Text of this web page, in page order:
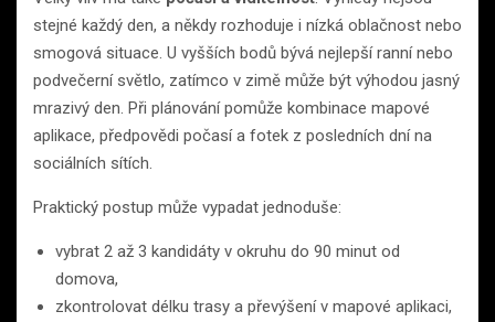
stejné každý den, a někdy rozhoduje i nízká oblačnost nebo
smogová situace. U vyšších bodů bývá nejlepší ranní nebo
podvečerní světlo, zatímco v zimě může být výhodou jasný
mrazivý den. Při plánování pomůže kombinace mapové
aplikace, předpovědi počasí a fotek z posledních dní na
sociálních sítích.
Praktický postup může vypadat jednoduše:
vybrat 2 až 3 kandidáty v okruhu do 90 minut od
domova,
zkontrolovat délku trasy a převýšení v mapové aplikaci,